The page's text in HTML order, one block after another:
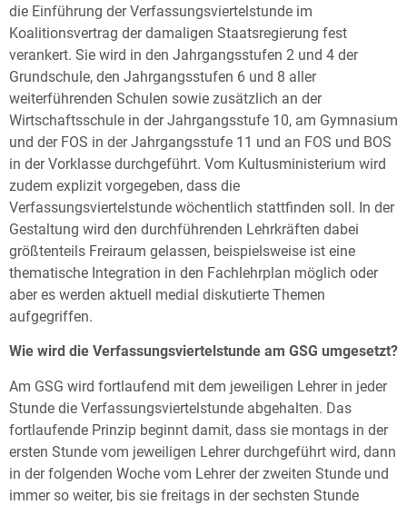
die Einführung der Verfassungsviertelstunde im
Koalitionsvertrag der damaligen Staatsregierung fest
verankert. Sie wird in den Jahrgangsstufen 2 und 4 der
Grundschule, den Jahrgangsstufen 6 und 8 aller
weiterführenden Schulen sowie zusätzlich an der
Wirtschaftsschule in der Jahrgangsstufe 10, am Gymnasium
und der FOS in der Jahrgangsstufe 11 und an FOS und BOS
in der Vorklasse durchgeführt. Vom Kultusministerium wird
zudem explizit vorgegeben, dass die
Verfassungsviertelstunde wöchentlich stattfinden soll. In der
Gestaltung wird den durchführenden Lehrkräften dabei
größtenteils Freiraum gelassen, beispielsweise ist eine
thematische Integration in den Fachlehrplan möglich oder
aber es werden aktuell medial diskutierte Themen
aufgegriffen.
Wie wird die Verfassungsviertelstunde am GSG umgesetzt?
Am GSG wird fortlaufend mit dem jeweiligen Lehrer in jeder
Stunde die Verfassungsviertelstunde abgehalten. Das
fortlaufende Prinzip beginnt damit, dass sie montags in der
ersten Stunde vom jeweiligen Lehrer durchgeführt wird, dann
in der folgenden Woche vom Lehrer der zweiten Stunde und
immer so weiter, bis sie freitags in der sechsten Stunde